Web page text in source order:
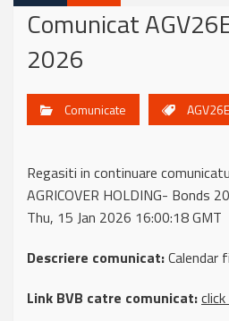
Comunicat
2026
Comunicate AGV26E
Regasiti in continuare
AGRICOVER HOLDING- Bonds
Thu, 15 Jan 2026 16:00:18 GMT
Descriere comunicat:Calendar
Link BVB catre comunicat: